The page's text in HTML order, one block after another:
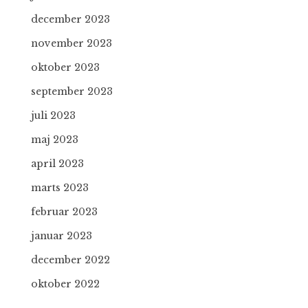
december 2023
november 2023
oktober 2023
september 2023
juli 2023
maj 2023
april 2023
marts 2023
februar 2023
januar 2023
december 2022
oktober 2022